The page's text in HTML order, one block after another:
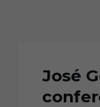
José